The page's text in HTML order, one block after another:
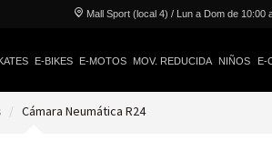
Mall Sport (local 4) / Lun a Dom de 10:00
E-BIKES E-MOTOS MOV. REDUCIDA NIÑOS E-
Cámara Neumática R24